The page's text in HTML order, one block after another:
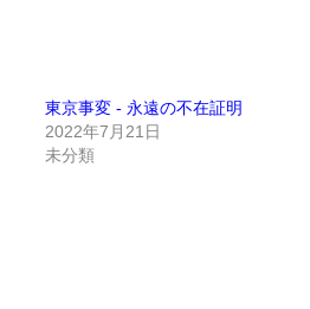
東京事変 - 永遠の不在証明
2022年7月21日
未分類